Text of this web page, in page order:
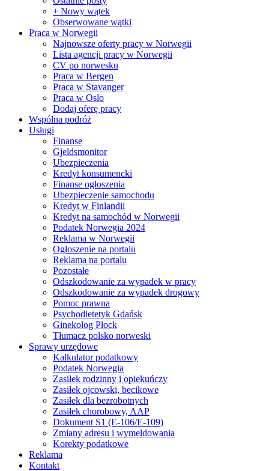
+ Nowy wątek
Obserwowane wątki
Praca w Norwegii
Najnowsze oferty pracy w Norwegii
Lista agencji pracy w Norwegii
CV po norwesku
Praca w Bergen
Praca w Stavanger
Praca w Oslo
Dodaj oferę pracy
Wspólna podróż
Usługi
Finanse
Gjeldsmonitor
Ubezpieczenia
Kredyt konsumencki
Finanse ogłoszenia
Ubezpieczenie samochodu
Kredyt w Finlandii
Kredyt na samochód w Norwegii
Podatek Norwegia 2024
Reklama w Norwegii
Ogłoszenie na portalu
Reklama na portalu
Pozostałe
Odszkodowanie za wypadek w pracy
Odszkodowanie za wypadek drogowy
Pomoc prawna
Psychodietetyk Gdańsk
Ginekolog Płock
Tłumacz polsko norweski
Sprawy urzędowe
Kalkulator podatkowy
Podatek Norwegia
Zasiłek rodzinny i opiekuńczy
Zasiłek ojcowski, becikowe
Zasiłek dla bezrobotnych
Zasiłek chorobowy, AAP
Dokument S1 (E-106/E-109)
Zmiany adresu i wymeldowania
Korekty podatkowe
Reklama
Kontakt